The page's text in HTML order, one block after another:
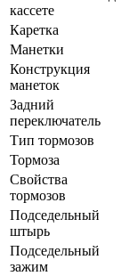
кассете
Каретка
Манетки
Конструкция
манеток
Задний
переключатель
Тип тормозов
Тормоза
Свойства
тормозов
Подседельный
штырь
Подседельный
зажим